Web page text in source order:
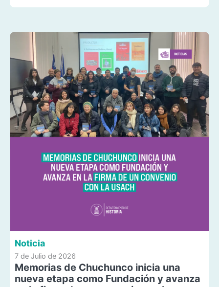
Noticia
7 de Julio de 2026
Memorias de Chuchunco inicia una
nueva etapa como Fundación y avanza